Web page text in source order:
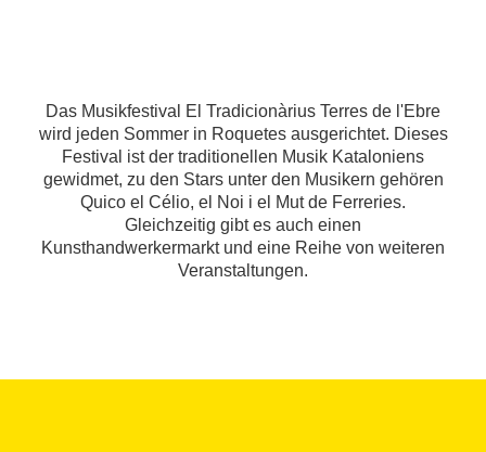
Das Musikfestival El Tradicionàrius Terres de l'Ebre
wird jeden Sommer in Roquetes ausgerichtet. Dieses
Festival ist der traditionellen Musik Kataloniens
gewidmet, zu den Stars unter den Musikern gehören
Quico el Célio, el Noi i el Mut de Ferreries.
Gleichzeitig gibt es auch einen
Kunsthandwerkermarkt und eine Reihe von weiteren
Veranstaltungen.